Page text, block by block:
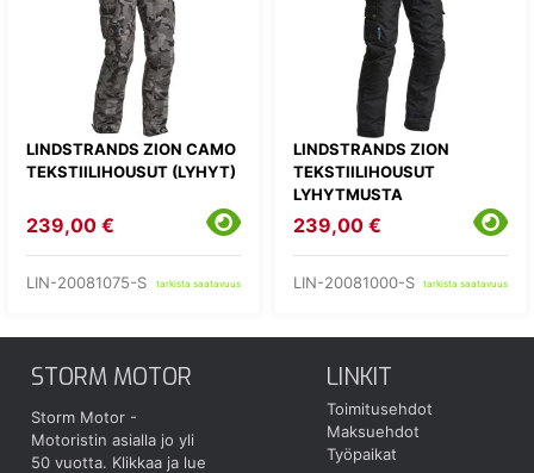
LINDSTRANDS ZION CAMO
TEKSTIILIHOUSUT (LYHYT)
239,00 €
LIN-20081075-S tarkista saatavuus
LINDSTRANDS ZION
TEKSTIILIHOUSUT
LYHYTMUSTA
239,00 €
LIN-20081000-S tarkista saatavuus
STORM MOTOR
Storm Motor -
Motoristin asialla jo yli
50 vuotta. Klikkaa ja lue
LINKIT
Toimitusehdot
Maksuehdot
Työpaikat